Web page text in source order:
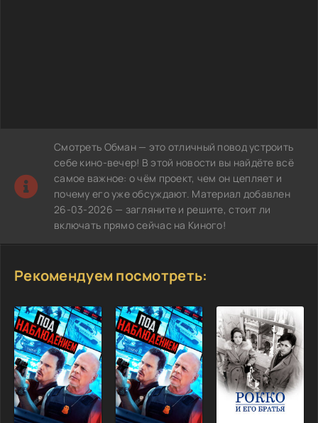
Смотреть Обман — это отличный повод устроить
себе кино-вечер! В этой новости вы найдёте всё
самое важное: о чём проект, чем он цепляет и
почему его уже обсуждают. Материал добавлен
26-03-2026 — загляните и решите, стоит ли
включать прямо сейчас на Киного!
Рекомендуем посмотреть: